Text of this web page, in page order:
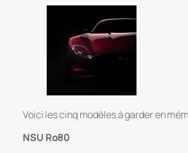
Voici les cinq modèles à garder en
NSU Ro80